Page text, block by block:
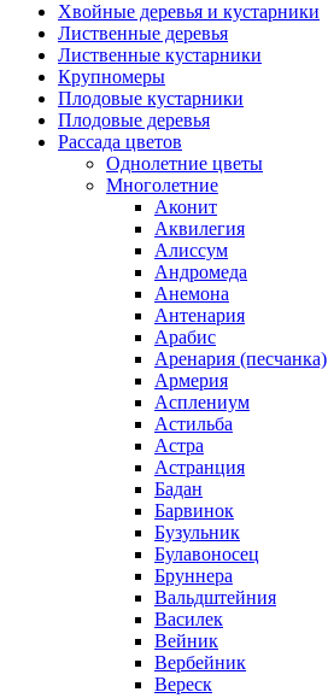
Хвойные деревья и кустарники
Лиственные деревья
Лиственные кустарники
Крупномеры
Плодовые кустарники
Плодовые деревья
Рассада цветов
Однолетние цветы
Многолетние
Аконит
Аквилегия
Алиссум
Андромеда
Анемона
Антенария
Арабис
Аренария (песчанка)
Армерия
Асплениум
Астильба
Астра
Астранция
Бадан
Барвинок
Бузульник
Булавоносец
Бруннера
Вальдштейния
Василек
Вейник
Вербейник
Вереск